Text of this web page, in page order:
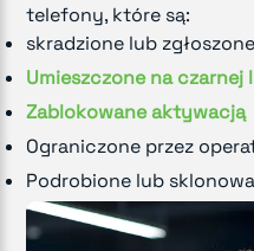
telefony, które są:
skradzione lub
Umieszczone na
Zablokowane aktywacją
Ograniczone przez
Podrobione lub